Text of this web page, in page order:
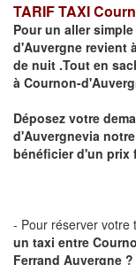
TARIF TAXI
Pour un aller
d'Auvergne revient
de nuit .Tout en
à Cournon-
Déposez votre
d'Auvergnevia
bénéficier d'un prix
- Pour réserver votre
un taxi entre
Ferrand Auvergne ?